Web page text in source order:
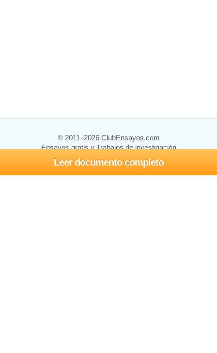
Leer documento completo
© 2011–2026 ClubEnsayos.com
Ensayos gratis y Trabajos de investigación